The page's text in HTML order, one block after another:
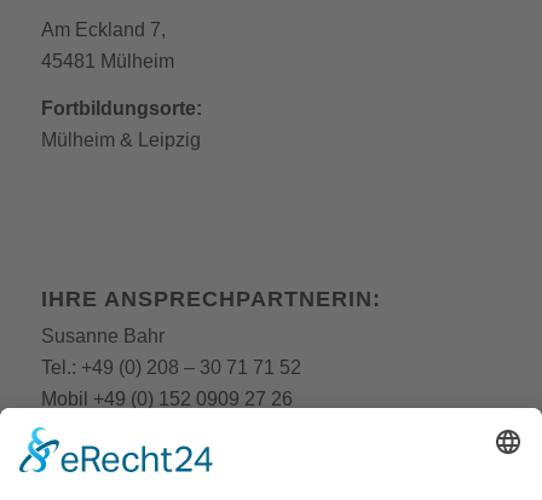
Am Eckland 7,
45481 Mülheim
Fortbildungsorte:
Mülheim & Leipzig
IHRE ANSPRECHPARTNERIN:
Susanne Bahr
Tel.: +49 (0) 208 – 30 71 71 52
Mobil +49 (0) 152 0909 27 26
E-Mail:
E-Mail:bahr @still-academy.de